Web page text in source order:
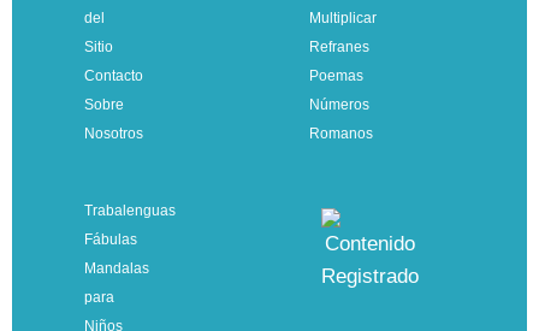
del
Sitio
Contacto
Sobre
Nosotros
Multiplicar
Refranes
Poemas
Números
Romanos
Trabalenguas
Fábulas
Mandalas
para
Niños